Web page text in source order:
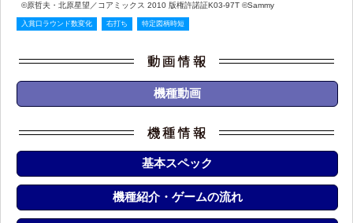
©原哲夫・北原星望／コアミックス 2010 版権許諾証K03-97T ©Sammy
入賞口ラウンド数変化 右打ち 特定図柄時短
機種動画
基本スペック
機種紹介・ゲームの流れ